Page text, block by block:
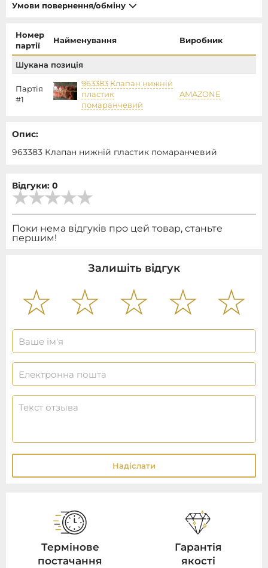
Умови повернення/обміну
Номер
партії
Найменування Виробник
Шукана позиція
Партія
#1
963383 Клапан нижній
пластик
помаранчевий
AMAZONE
Опис:
963383 Клапан нижній пластик помаранчевий
Відгуки: 0
Поки нема відгуків про цей товар, станьте
першим!
Залишіть відгук
Надіслати
Термінове
постачання
Гарантія
якості